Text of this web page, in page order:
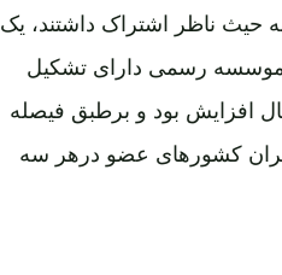
موسسۀ بین المللی به حیث ناظر اشتراک داشتند، یک
رسمی دارای تشکیل
افزایش بود و برطبق فیصله
کشورهای عضو درهر سه